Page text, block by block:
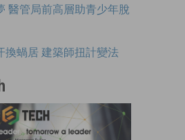
醫管局前高層助青少年脫
換蝸居 建築師扭計變法